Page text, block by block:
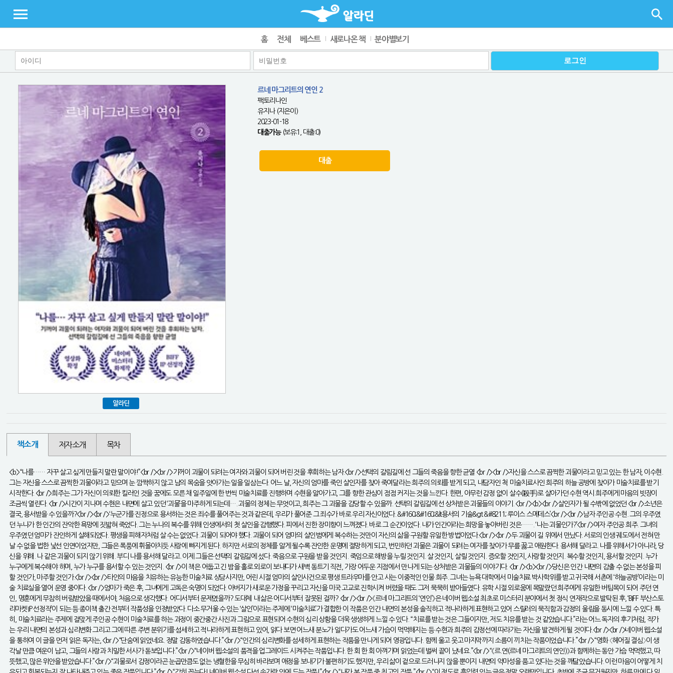
홈 전체 베스트 새로나온 책 분야별보기
알라딘
르네 마그리트의 연인 2
팩토리나인
유지나 (지은이)
2023-01-18
대출가능(보유:1, 대출:0)
대출
책소개 저자소개 목차
<b>“나를…… 자꾸 살고 싶게 만들지 말란 말이야!”<br /><br />기꺼이 괴물이 되려는 여자와 괴물이 되어 버린 것을 후회하는 남자.<br />선택의 갈림길에 선 그들의 죽음을 향한 균열 <br /><br />자신을 스스로 끔찍한 괴물이라고 믿고 있는 한 남자, 이수현.
그는 자신을 스스로 끔찍한 괴물이라고 믿으며 눈 깜짝하지 않고 남의 목숨을 앗아가는 일을 일삼는다. 어느 날, 자신의 엄마를 죽인 살인자를 찾아 죽여달라는 희주의 의뢰를 받게 되고, 내담자인 척 미술치료사인 희주의 하늘 공방에 찾아가 미술치료를 받기
시작한다. <br />희주는 그가 자신이 의뢰한 킬러인 것을 꿈에도 모른 채 일주일에 한 번씩 미술치료를 진행하며 수현을 알아가고, 그를 향한 관심이 점점 커지는 것을 느낀다. 한편, 아무런 감정 없이 살수(殺手)로 살아가던 수현 역시 희주에게 마음의 빗장이
조금씩 열린다. <br />시간이 지나며 수현은 내면에 살고 있던 ‘괴물’을 마주하게 되는데…. 괴물의 정체는 무엇이고, 희주는 그 괴물을 감당할 수 있을까. 선택의 갈림길에 선 상처받은 괴물들의 이야기. <br /><b><br />살인자가 될 수밖에 없었던 <br />소년은
결국, 용서받을 수 있을까?<br /><br />‘누군가를 진정으로 용서하는 것은 죄수를 풀어주는 것과 같은데, 우리가 풀어준 그 죄수가 바로 우리 자신이었다. &#160;&#160;&lt용서의 기술&gt &#8211; 루이스 스메데스’<br /><br />남자 주인공 수현. 그의 우주였
던 누나가 한 인간의 잔악한 욕망에 짓밟혀 죽었다. 그는 누나의 복수를 위해 인생에서의 첫 살인을 감행했다. 피에서 진한 장미향이 느껴졌다. 바로 그 순간이었다. 내가 인간이라는 희망을 놓아버린 것은……. ‘나는 괴물인가?’<br />여자 주인공 희주. 그녀의
우주였던 엄마가 잔인하게 살해되었다. 평생을 피해자처럼 살 수는 없었다. 괴물이 되어야 했다. 괴물이 되어 엄마의 살인범에게 복수하는 것만이 자신의 삶을 구원할 유일한 방법이었다.<br /><br />두 괴물이 길 위에서 만났다. 서로의 인생 궤도에서 전혀 만
날 수 없을 법한 낯선 인연이었지만, 그들은 폭풍에 휘몰아치듯 사랑에 빠지게 된다. 하지만 서로의 정체를 알게 될수록 잔인한 운명에 절망하게 되고, 번민하던 괴물은 괴물이 되려는 여자를 찾아가 무릎 꿇고 애원한다. 용서해 달라고. 나를 위해서가 아니라, 당
신을 위해. 나 같은 괴물이 되지 않기 위해. 부디 나를 용서해 달라고. 이제 그들은 선택의 갈림길에 섰다. 죽음으로 구원을 받을 것인지. 죽임으로 해방을 누릴 것인지. 살 것인지, 살릴 것인지. 증오할 것인지, 사랑할 것인지. 복수할 것인지, 용서할 것인지. 누가
누구에게 복수해야 하며, 누가 누구를 용서할 수 있는 것인지. <br />이 책은 어둡고 긴 밤을 홀로 외로이 보내다가 새벽 동트기 직전, 가장 어두운 지점에서 만나게 되는 상처받은 괴물들의 이야기다. <br /><b><br />당신은 인간 내면의 감출 수 없는 본성을 피
할 것인가, 마주할 것인가.<br /><br />타인의 마음을 치유하는 유능한 미술치료 상담사지만, 어린 시절 엄마의 살인사건으로 평생 트라우마를 안고 사는 이중적인 인물 희주. 그녀는 뉴욕 대학에서 미술치료 박사학위를 받고 귀국해 서촌에 ‘하늘공방’이라는 미
술 치료실을 열어 운영 중이다. <br />엄마가 죽은 후, 그녀에게 고독은 숙명이 되었다. 아버지가 새로운 가정을 꾸리고 자신을 미국 고교로 진학시켜 버렸을 때도 그저 묵묵히 받아들였다. 유학 시절 외로움에 목말랐던 희주에게 유일한 버팀목이 되어 주던 연
인, 명훈에게 무참히 버림받았을 때에서야, 처음으로 생각했다. 어디서부터 문제였을까? 도대체 내 삶은 어디서부터 잘못된 걸까? <br /><br />《르네 마그리트의 ‘연인’》은 네이버 웹소설 최초로 미스터리 분야에서 첫 정식 연재작으로 발탁된 후, ‘BIFF 부산스토
리마켓 IP 선정작’이 되는 등 종이책 출간 전부터 작품성을 인정받았다. 다소 무거울 수 있는 ‘살인’이라는 주제에 ‘미술치료’가 결합한 이 작품은 인간 내면의 본성을 솔직하고 적나라하게 표현하고 있어 스릴러의 묵직함과 감정의 울림을 동시에 느낄 수 있다. 특
히, 미술치료라는 주제에 걸맞게 주인공 수현이 미술치료를 하는 과정이 중간중간 사진과 그림으로 표현되어 수현의 심리 상황을 더욱 생생하게 느낄 수 있다. “치료를 받는 것은 그들이지만, 저도 치유를 받는 것 같았습니다.”라는 어느 독자의 후기처럼, 작가
는 우리 내면의 본성과 심리변화 그리고 그에 따른 주변 분위기를 섬세하고 적나라하게 표현하고 있어, 읽다 보면 어느새 분노가 일다가도 어느새 가슴이 먹먹해지는 등 수현과 희주의 감정선에 따라가는 자신을 발견하게 될 것이다.<br /><br />네이버 웹소설
을 통하여 이 글을 먼저 읽은 독자는, <br />“단숨에 읽었네요. 정말 감동하였습니다.”<br />“인간의 심리변화를 섬세하게 표현하는 작품을 만나게 되어 영광입니다. 함께 울고 웃고 마지막까지 소름이 끼치는 작품이었습니다.”<br />“영화 〈헤어질 결심〉이 생
각날 만큼 여운이 남고, 그들의 사랑과 치밀한 서사가 돋보입니다.”<br />“네이버 웹소설의 품격을 업그레이드 시켜주는 작품입니다. 한 회 한 회 아껴가며 읽었는데 벌써 끝이 났네요.”<br />“《르.연(르네 마그리트의 연인)》과 함께하는 동안 가슴 먹먹했고, 따
뜻했고, 많은 위안을 받았습니다.”<br />“괴물로서 감정이라곤 눈곱만큼도 없는 냉혈한을 무심히 바라보며 애정을 보내기가 불편하기도 했지만, 우리 삶이 겉으로 드러나지 않을 뿐이지 내면의 악마성을 품고 있다는 것을 깨달았습니다. 이런 마음이 어떻게 치